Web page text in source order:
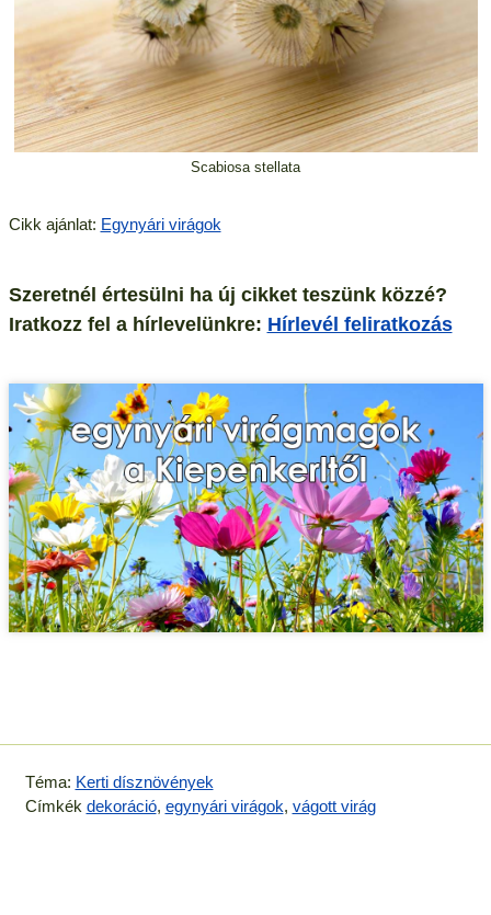
Scabiosa stellata
Cikk ajánlat: Egynyári virágok
Szeretnél értesülni ha új cikket teszünk közzé?
Iratkozz fel a hírlevelünkre: Hírlevél feliratkozás
Téma: Kerti dísznövények
Címkék dekoráció, egynyári virágok, vágott virág